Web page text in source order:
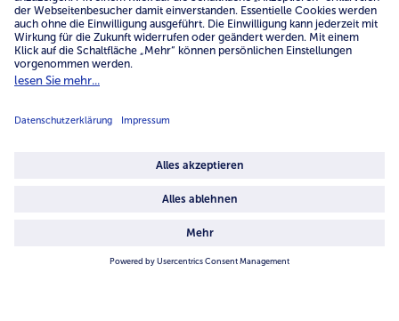
Service
Unternehmen
Über uns